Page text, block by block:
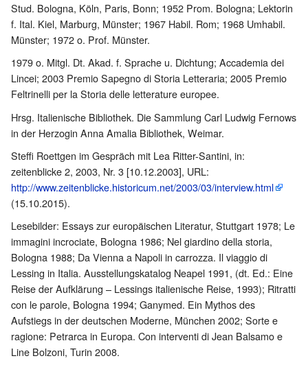
Stud. Bologna, Köln, Paris, Bonn; 1952 Prom. Bologna; Lektorin
f. Ital. Kiel, Marburg, Münster; 1967 Habil. Rom; 1968 Umhabil.
Münster; 1972 o. Prof. Münster.
1979 o. Mitgl. Dt. Akad. f. Sprache u. Dichtung; Accademia dei
Lincei; 2003 Premio Sapegno di Storia Letteraria; 2005 Premio
Feltrinelli per la Storia delle letterature europee.
Hrsg. Italienische Bibliothek. Die Sammlung Carl Ludwig Fernows
in der Herzogin Anna Amalia Bibliothek, Weimar.
Steffi Roettgen im Gespräch mit Lea Ritter-Santini, in:
zeitenblicke 2, 2003, Nr. 3 [10.12.2003], URL:
http://www.zeitenblicke.historicum.net/2003/03/interview.html
(15.10.2015).
Lesebilder: Essays zur europäischen Literatur, Stuttgart 1978; Le
immagini incrociate, Bologna 1986; Nel giardino della storia,
Bologna 1988; Da Vienna a Napoli in carrozza. Il viaggio di
Lessing in Italia. Ausstellungskatalog Neapel 1991, (dt. Ed.: Eine
Reise der Aufklärung – Lessings italienische Reise, 1993); Ritratti
con le parole, Bologna 1994; Ganymed. Ein Mythos des
Aufstiegs in der deutschen Moderne, München 2002; Sorte e
ragione: Petrarca in Europa. Con interventi di Jean Balsamo e
Line Bolzoni, Turin 2008.